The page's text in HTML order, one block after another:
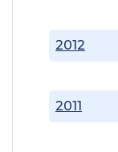
2011
2012